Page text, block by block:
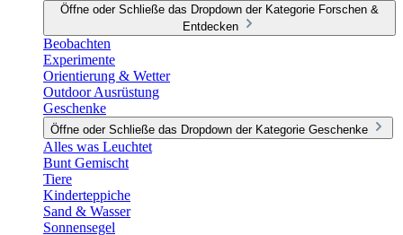
Öffne oder Schließe das Dropdown der Kategorie Forschen &
Entdecken
Beobachten
Experimente
Orientierung & Wetter
Outdoor Ausrüstung
Geschenke
Öffne oder Schließe das Dropdown der Kategorie Geschenke
Alles was Leuchtet
Bunt Gemischt
Tiere
Kinderteppiche
Sand & Wasser
Sonnensegel